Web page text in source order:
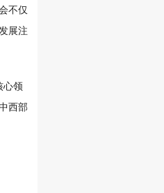
不仅
展注
心领
西部